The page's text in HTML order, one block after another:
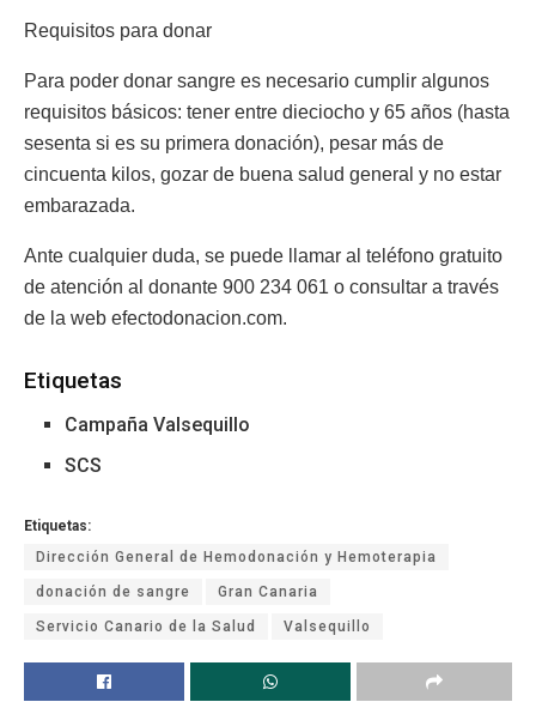
Requisitos para donar
Para poder donar sangre es necesario cumplir algunos
requisitos básicos: tener entre dieciocho y 65 años (hasta
sesenta si es su primera donación), pesar más de
cincuenta kilos, gozar de buena salud general y no estar
embarazada.
Ante cualquier duda, se puede llamar al teléfono gratuito
de atención al donante 900 234 061 o consultar a través
de la web efectodonacion.com.
Etiquetas
Campaña Valsequillo
SCS
Etiquetas:
Dirección General de Hemodonación y Hemoterapia
donación de sangre Gran Canaria
Servicio Canario de la Salud Valsequillo